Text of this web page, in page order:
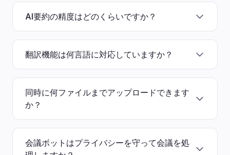
AI要約の精度はどのくらいですか？
翻訳機能は何言語に対応していますか？
同時に何ファイルまでアップロードできます
か？
会議ボットはプライバシーを守って会議を処